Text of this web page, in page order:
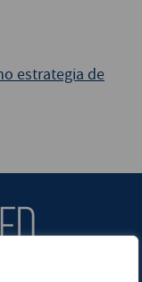
estrategia de